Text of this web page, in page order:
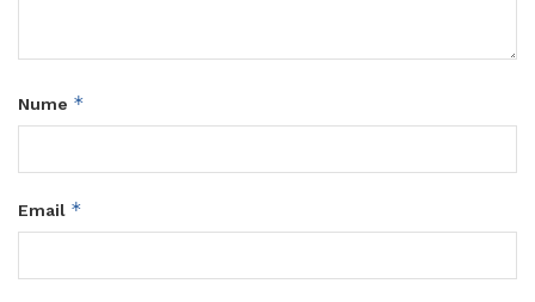
Nume *
Email *